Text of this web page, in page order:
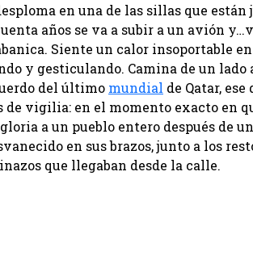
en una de las sillas que
años se va a subir a un avión
Siente un calor insoportable
y gesticulando. Camina de un
del último mundial de Qatar,
de vigilia: en el momento exacto en
a un pueblo entero después de
en sus brazos, junto a los
que llegaban desde la calle.